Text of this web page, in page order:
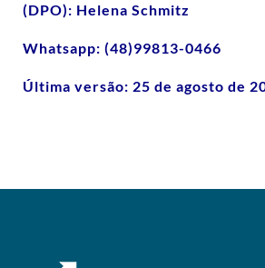
(DPO): Helena Schmitz
Whatsapp: (48)99813-0466
Última versão: 25 de agosto de